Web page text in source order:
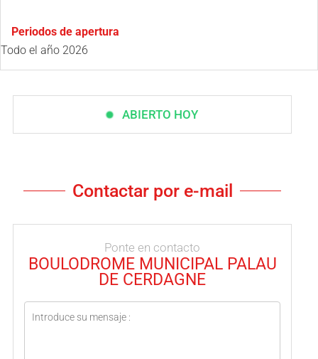
Periodos de apertura
Todo el año 2026
ABIERTO HOY
Contactar por e-mail
Ponte en contacto
BOULODROME MUNICIPAL PALAU
DE CERDAGNE